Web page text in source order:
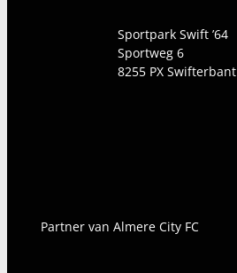
Sportpark Swift ’64
Sportweg 6
8255 PX Swifterbant
Partner van Almere City FC